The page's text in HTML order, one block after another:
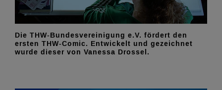
Die THW-Bundesvereinigung e.V. fördert den
ersten THW-Comic. Entwickelt und gezeichnet
wurde dieser von Vanessa Drossel.